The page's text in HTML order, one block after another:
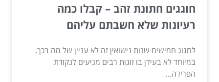
חוגגים חתונת זהב – קבלו כמה
רעיונות שלא חשבתם עליהם
לחגוג חמישים שנות נישואין זה לא עניין של מה בכך.
במיוחד לא בעידן בו זוגות רבים מגיעים לנקודת
הפרידה...